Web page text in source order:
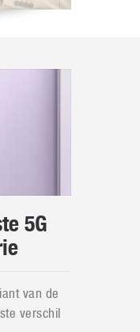
5G
van de
verschil